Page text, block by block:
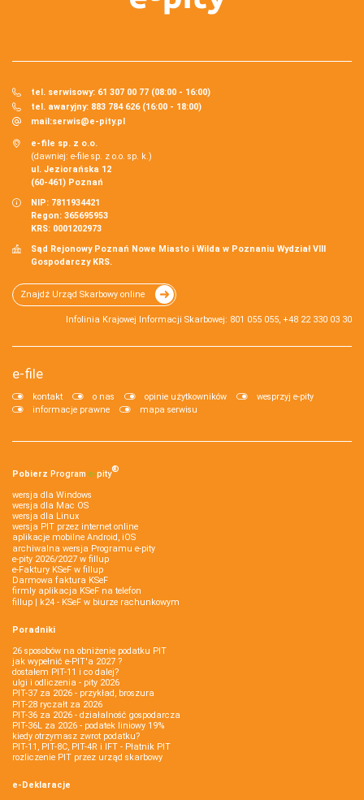
tel. serwisowy: 61 307 00 77 (08:00 - 16:00)
tel. awaryjny: 883 784 626 (16:00 - 18:00)
mail:serwis@e-pity.pl
e-file sp. z o.o.
(dawniej: e-file sp. z o.o. sp. k.)
ul. Jeziorańska 12
(60-461) Poznań
NIP: 7811934421
Regon: 365695953
KRS: 0001202973
Sąd Rejonowy Poznań Nowe Miasto i Wilda w Poznaniu Wydział VIII
Gospodarczy KRS.
Znajdź Urząd Skarbowy online
Infolinia Krajowej Informacji Skarbowej: 801 055 055, +48 22 330 03 30
e-file
kontakt o nas opinie użytkowników
wesprzyj e-pity
informacje prawne
mapa serwisu
Pobierz Program e‑pity®
wersja dla Windows
wersja dla Mac OS
wersja dla Linux
wersja PIT przez internet online
aplikacje mobilne Android, iOS
archiwalna wersja Programu e-pity
e-pity 2026/2027 w fillup
e‑Faktury KSeF w fillup
Darmowa faktura KSeF
firmly aplikacja KSeF na telefon
fillup | k24 - KSeF w biurze rachunkowym
Poradniki
26 sposobów na obniżenie podatku PIT
jak wypełnić e-PIT'a 2027 ?
dostałem PIT-11 i co dalej?
ulgi i odliczenia - pity 2026
PIT-37 za 2026 - przykład, broszura
PIT-28 ryczałt za 2026
PIT-36 za 2026 - działalność gospodarcza
PIT-36L za 2026 - podatek liniowy 19%
kiedy otrzymasz zwrot podatku?
PIT-11, PIT-8C, PIT-4R i IFT - Płatnik PIT
rozliczenie PIT przez urząd skarbowy
e-Deklaracje